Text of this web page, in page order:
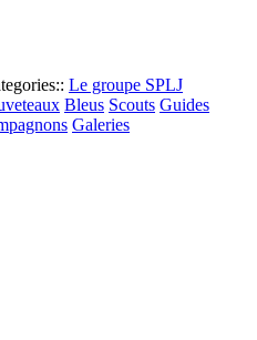
Le groupe SPLJ
Bleus Scouts Guides
Galeries